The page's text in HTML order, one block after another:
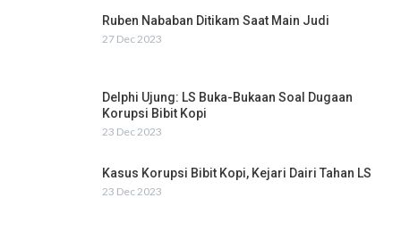
Ruben Nababan Ditikam Saat Main Judi
27 Dec 2023
Delphi Ujung: LS Buka-Bukaan Soal Dugaan
Korupsi Bibit Kopi
23 Dec 2023
Kasus Korupsi Bibit Kopi, Kejari Dairi Tahan LS
23 Dec 2023